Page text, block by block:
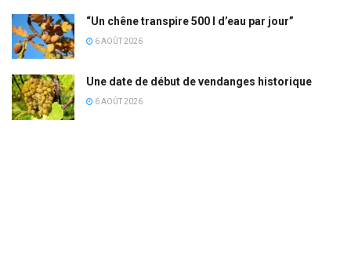
“Un chêne transpire 500 l d’eau par jour”
6 AOÛT 2026
Une date de début de vendanges historique
6 AOÛT 2026